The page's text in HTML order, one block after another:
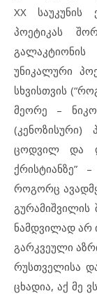
XX
პოეტიკას
უნიკალური
სხვისთვის
მეორე – ნიკო
(კენოზისური)
ცოდვილ და
როგორც
გურამიშვილის
ნამდვილად არ
გარკვეული
რუსთველისა
ცხადია, აქ მე